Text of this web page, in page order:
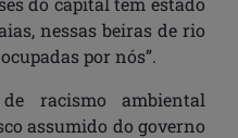
nessas beiras de rio
por nós”.
racismo ambiental
assumido do governo